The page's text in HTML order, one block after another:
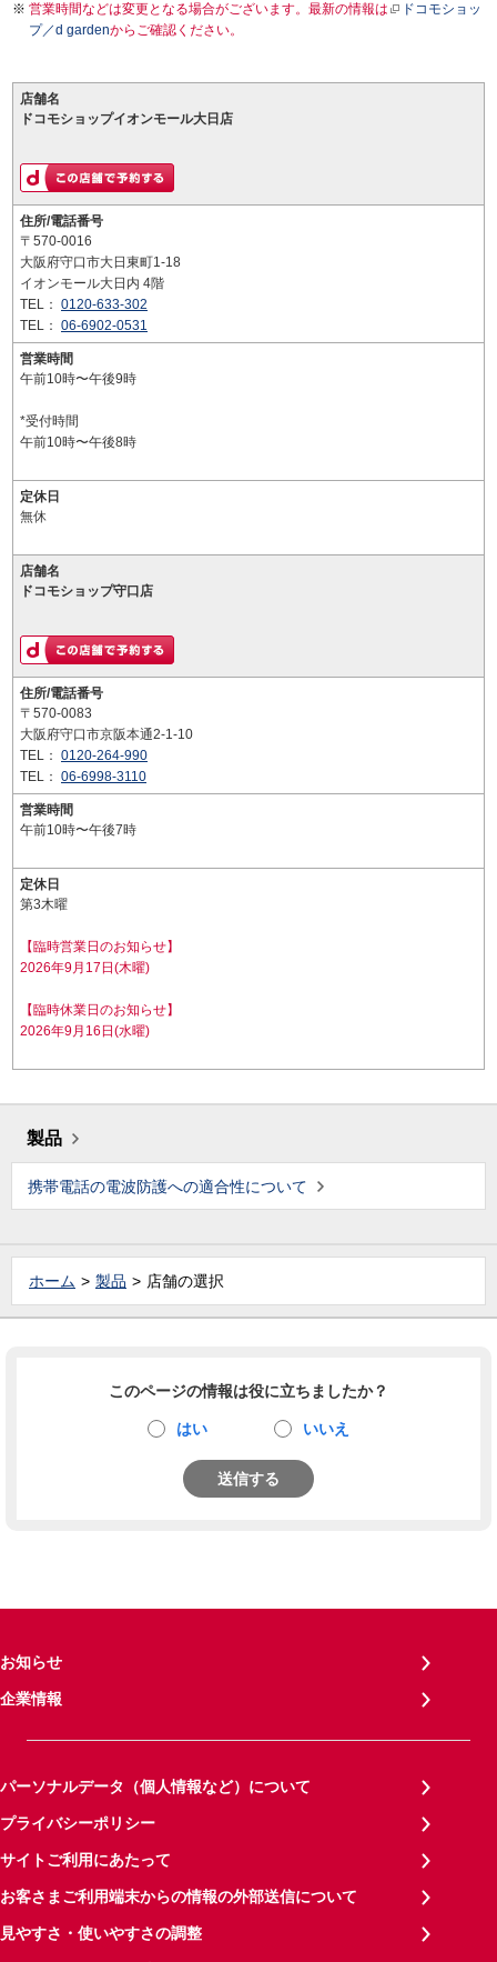
営業時間などは変更となる場合がございます。最新の情報は
ドコモショッ
プ／d gardenからご確認ください。
店舗名
ドコモショップイオンモール大日店
住所/電話番号
〒570-0016
大阪府守口市大日東町1-18
イオンモール大日内 4階
TEL： 0120-633-302
TEL： 06-6902-0531
営業時間
午前10時〜午後9時
*受付時間
午前10時〜午後8時
定休日
無休
店舗名
ドコモショップ守口店
住所/電話番号
〒570-0083
大阪府守口市京阪本通2-1-10
TEL： 0120-264-990
TEL： 06-6998-3110
営業時間
午前10時〜午後7時
定休日
第3木曜
【臨時営業日のお知らせ】
2026年9月17日(木曜)
【臨時休業日のお知らせ】
2026年9月16日(水曜)
製品
携帯電話の電波防護への適合性について
ホーム 製品 店舗の選択
このページの情報は役に立ちましたか？
はい いいえ
送信する
お知らせ
企業情報
パーソナルデータ（個人情報など）について
プライバシーポリシー
サイトご利用にあたって
お客さまご利用端末からの情報の外部送信について
見やすさ・使いやすさの調整